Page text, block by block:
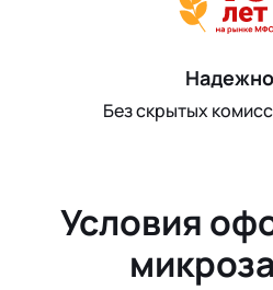
Без скрытых
Условия